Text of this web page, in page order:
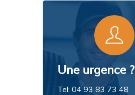
Une urgence ?
Tel: 04 93 83 73 48